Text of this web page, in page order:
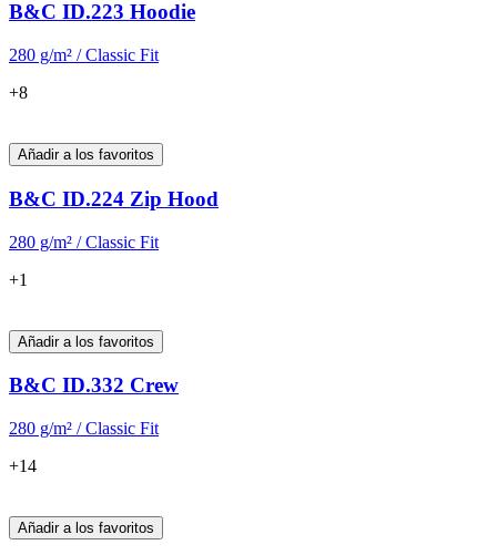
B&C ID.
eventos. Polos para él y para ella, sudaderas de género neutro sin etiquetas y
modelos para niños. Todos altamente imprimibles.
B&C ID.001
+16
B&C ID.001 /women
+16